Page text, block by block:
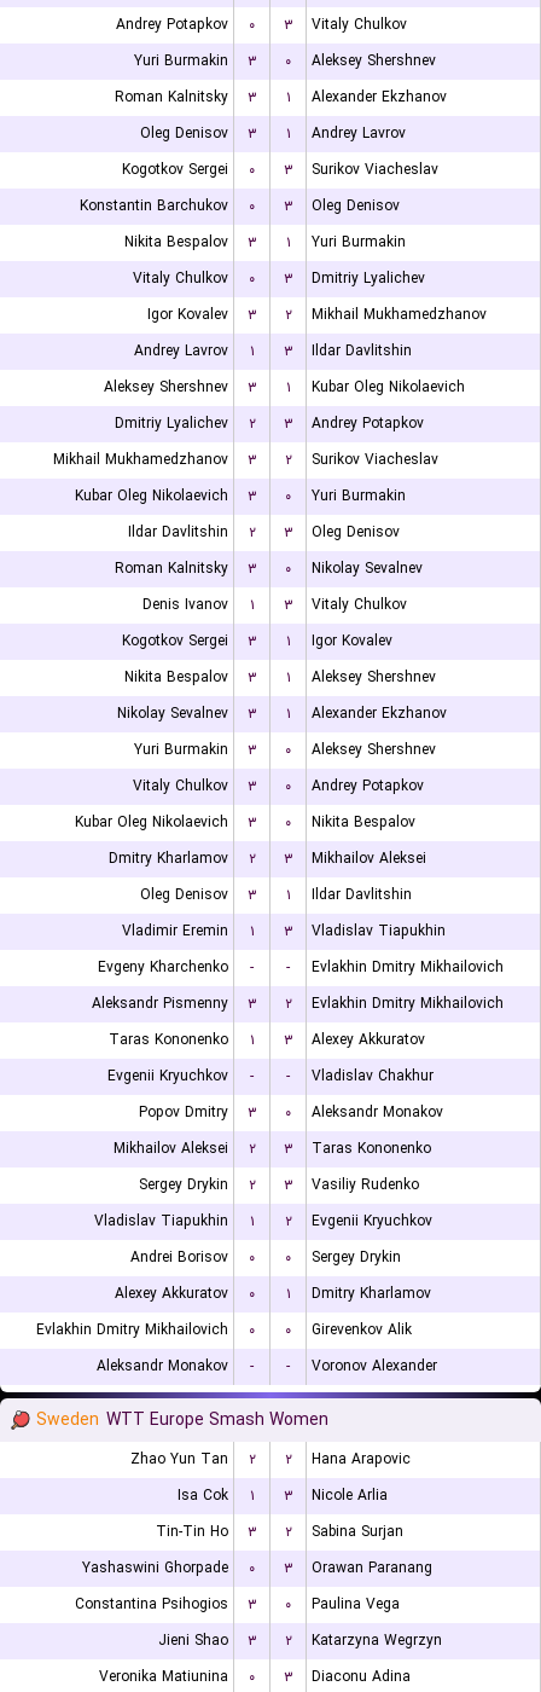
Andrey Potapkov ۰ ۳
Vitaly Chulkov
Yuri Burmakin
۳ ۰
Aleksey Shershnev
Roman Kalnitsky
۳ ۱
Alexander Ekzhanov
Oleg Denisov
۳ ۱
Andrey Lavrov
Kogotkov Sergei
۰ ۳
Surikov Viacheslav
Konstantin Barchukov
۰ ۳
Oleg Denisov
Nikita Bespalov
۳ ۱
Yuri Burmakin
Vitaly Chulkov
۰ ۳
Dmitriy Lyalichev
Igor Kovalev
۳ ۲
Mikhail Mukhamedzhanov
Andrey Lavrov
۱ ۳
Ildar Davlitshin
Aleksey Shershnev
۳ ۱
Kubar Oleg Nikolaevich
Dmitriy Lyalichev
۲ ۳
Andrey Potapkov
Mikhail Mukhamedzhanov
۳ ۲
Surikov Viacheslav
Kubar Oleg Nikolaevich
۳ ۰
Yuri Burmakin
Ildar Davlitshin
۲ ۳
Oleg Denisov
Roman Kalnitsky
۳ ۰
Nikolay Sevalnev
Denis Ivanov
۱ ۳
Vitaly Chulkov
Kogotkov Sergei
۳ ۱
Igor Kovalev
Nikita Bespalov
۳ ۱
Aleksey Shershnev
Nikolay Sevalnev
۳ ۱
Alexander Ekzhanov
Yuri Burmakin
۳ ۰
Aleksey Shershnev
Vitaly Chulkov
۳ ۰
Andrey Potapkov
Kubar Oleg Nikolaevich
۳ ۰
Nikita Bespalov
Dmitry Kharlamov
۲ ۳
Mikhailov Aleksei
Oleg Denisov
۳ ۱
Ildar Davlitshin
Vladimir Eremin
۱ ۳
Vladislav Tiapukhin
Evgeny Kharchenko
- -
Evlakhin Dmitry Mikhailovich
Aleksandr Pismenny
۳ ۲
Evlakhin Dmitry Mikhailovich
Taras Kononenko
۱ ۳
Alexey Akkuratov
Evgenii Kryuchkov
- -
Vladislav Chakhur
Popov Dmitry
۳ ۰
Aleksandr Monakov
Mikhailov Aleksei
۲ ۳
Taras Kononenko
Sergey Drykin
۲ ۳
Vasiliy Rudenko
Vladislav Tiapukhin
۱ ۲
Evgenii Kryuchkov
Andrei Borisov
۰ ۰
Sergey Drykin
Alexey Akkuratov
۰ ۱
Dmitry Kharlamov
Evlakhin Dmitry Mikhailovich
۰ ۰
Girevenkov Alik
Aleksandr Monakov
- - Voronov Alexander
Sweden WTT Europe Smash Women
Zhao Yun Tan ۲ ۲
Hana Arapovic
Isa Cok
۱ ۳
Nicole Arlia
Tin-Tin Ho
۳ ۲
Sabina Surjan
Yashaswini Ghorpade
۰ ۳
Orawan Paranang
Constantina Psihogios
۳ ۰
Paulina Vega
Jieni Shao
۳ ۲
Katarzyna Wegrzyn
Veronika Matiunina
۰ ۳
Diaconu Adina